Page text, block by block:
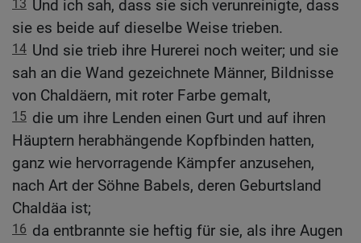
13 Und ich sah, dass sie sich verunreinigte, dass
sie es beide auf dieselbe Weise trieben.
14 Und sie trieb ihre Hurerei noch weiter; und sie
sah an die Wand gezeichnete Männer, Bildnisse
von Chaldäern, mit roter Farbe gemalt,
15 die um ihre Lenden einen Gurt und auf ihren
Häuptern herabhängende Kopfbinden hatten,
ganz wie hervorragende Kämpfer anzusehen,
nach Art der Söhne Babels, deren Geburtsland
Chaldäa ist;
16 da entbrannte sie heftig für sie, als ihre Augen